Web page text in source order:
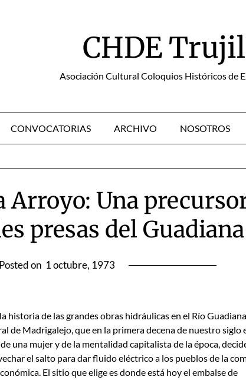
CHDE
Asociación Cultural Coloquios Históricos de
CONVOCATORIAS ARCHIVO NOSOTROS
Arroyo: Una
presas del Guadiana
Posted on 1 octubre, 1973
historia de las grandes obras hidráulicas en el Río
de Madrigalejo, que en la primera decena de nuestro siglo
una mujer y de la mentalidad capitalista de la época,
el salto para dar fluido eléctrico a los pueblos de la
El sitio que elige es donde está hoy el embalse de